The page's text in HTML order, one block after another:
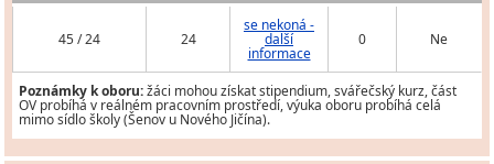
45 / 24 24
se nekoná -
další
informace
0 Ne
Poznámky k oboru:žáci mohou získat stipendium, svářečský kurz, část
OV probíhá v reálném pracovním prostředí, výuka oboru probíhá celá
mimo sídlo školy (Šenov u Nového Jičína).